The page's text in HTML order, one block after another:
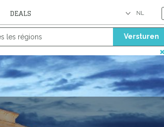
DEALS
Versturen